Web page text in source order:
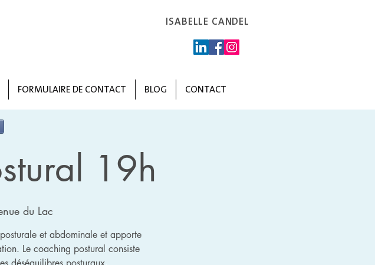
ISABELLE CANDEL
FORMULAIRE DE CONTACT BLOG CONTACT
19h
du Lac
et abdominale et apporte
Le coaching postural consiste